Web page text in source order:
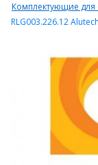
Комплектующие для
RLG003.226.12